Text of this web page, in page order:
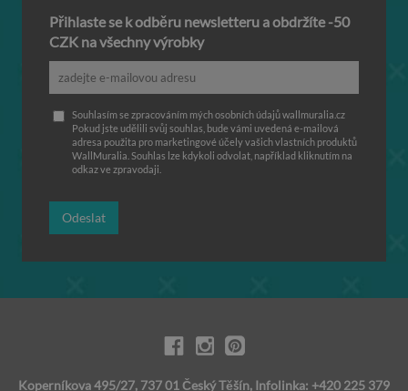
Přihlaste se k odběru newsletteru a obdržíte -50
CZK na všechny výrobky
Souhlasím se zpracováním mých osobních údajů wallmuralia.cz
Pokud jste udělili svůj souhlas, bude vámi uvedená e-mailová
adresa použita pro marketingové účely vašich vlastních produktů
WallMuralia. Souhlas lze kdykoli odvolat, například kliknutím na
odkaz ve zpravodaji.
Odeslat
Koperníkova 495/27, 737 01 Český Těšín, Infolinka: +420 225 379